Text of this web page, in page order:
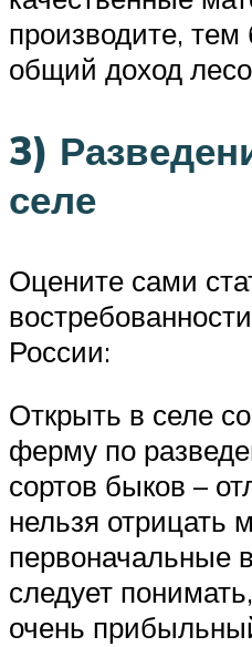
производите,
общий доход
3)
селе
Оцените сами
России:
Открыть в селе
ферму по
сортов быков –
нельзя отрицать
первоначальные
следует
очень